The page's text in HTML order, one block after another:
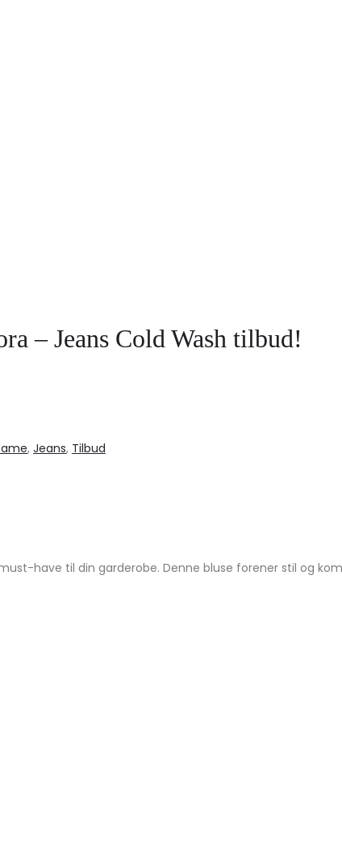
– Jeans Cold Wash tilbud!
, Jeans, Tilbud
have til din garderobe. Denne bluse forener stil og